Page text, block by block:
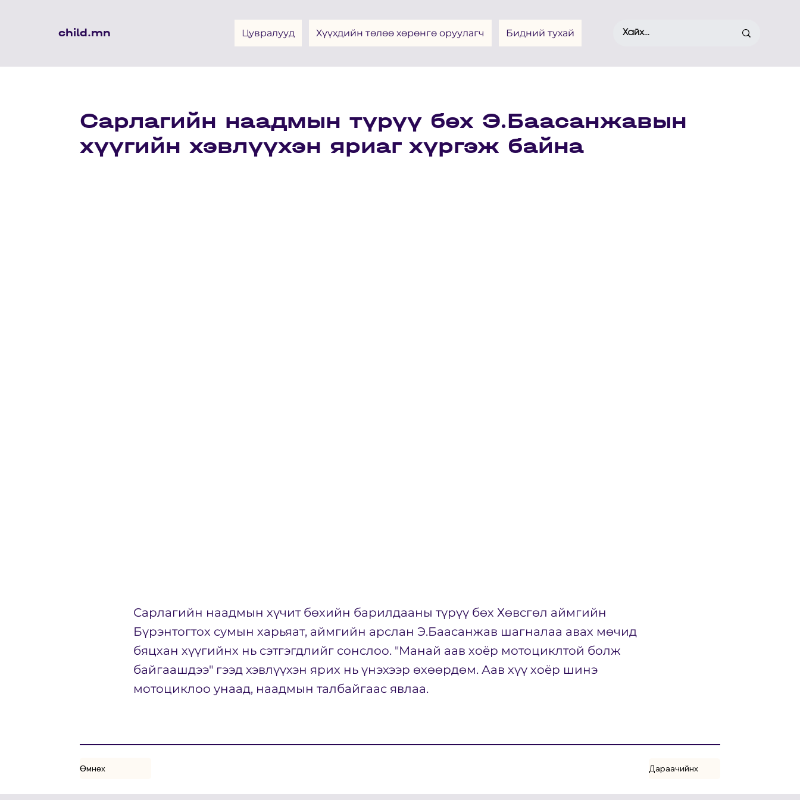
child.mn Цувралууд Хүүхдийн төлөө хөрөнгө оруулагч Бидний тухай
Сарлагийн наадмын түрүү бөх Э.Баасанжавын
хүүгийн хэвлүүхэн яриаг хүргэж байна
Сарлагийн наадмын хүчит бөхийн барилдааны түрүү бөх Хөвсгөл аймгийн
Бүрэнтогтох сумын харьяат, аймгийн арслан Э.Баасанжав шагналаа авах мөчид
бяцхан хүүгийнх нь сэтгэгдлийг сонслоо. "Манай аав хоёр мотоциклтой болж
байгаашдээ" гээд хэвлүүхэн ярих нь үнэхээр өхөөрдөм. Аав хүү хоёр шинэ
мотоциклоо унаад, наадмын талбайгаас явлаа.
Дараачийнх
Өмнөх